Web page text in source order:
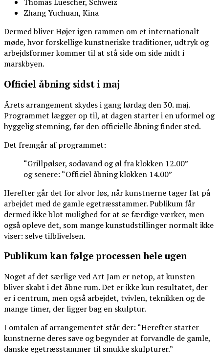
Zhang Yuchuan, Kina
Dermed bliver Højer igen rammen om et internationalt
møde, hvor forskellige kunstneriske traditioner, udtryk og
arbejdsformer kommer til at stå side om side midt i
marskbyen.
Officiel åbning sidst i maj
Årets arrangement skydes i gang lørdag den 30. maj.
Programmet lægger op til, at dagen starter i en uformel og
hyggelig stemning, før den officielle åbning finder sted.
Det fremgår af programmet:
“Grillpølser, sodavand og øl fra klokken 12.00”
og senere: “Officiel åbning klokken 14.00”
Herefter går det for alvor løs, når kunstnerne tager fat på
arbejdet med de gamle egetræsstammer. Publikum får
dermed ikke blot mulighed for at se færdige værker, men
også opleve det, som mange kunstudstillinger normalt ikke
viser: selve tilblivelsen.
Publikum kan følge processen hele ugen
Noget af det særlige ved Art Jam er netop, at kunsten
bliver skabt i det åbne rum. Det er ikke kun resultatet, der
er i centrum, men også arbejdet, tvivlen, teknikken og de
mange timer, der ligger bag en skulptur.
I omtalen af arrangementet står der: “Herefter starter
kunstnerne deres save og begynder at forvandle de gamle,
danske egetræsstammer til smukke skulpturer.”